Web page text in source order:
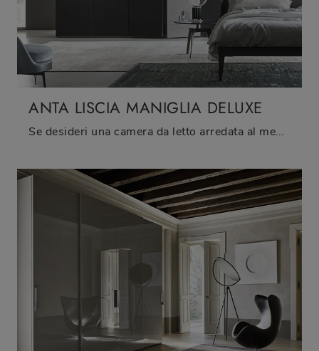
ANTA LISCIA MANIGLIA DELUXE
Se desideri una camera da letto arredata al meglio, scegli l'armadio Anta Liscia Maniglia Deluxe con ante battenti di Sangiacomo!